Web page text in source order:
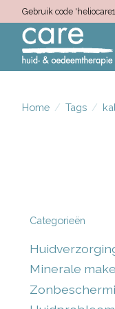
Gebruik code
Home / Tags /
Categorieën
Minerale